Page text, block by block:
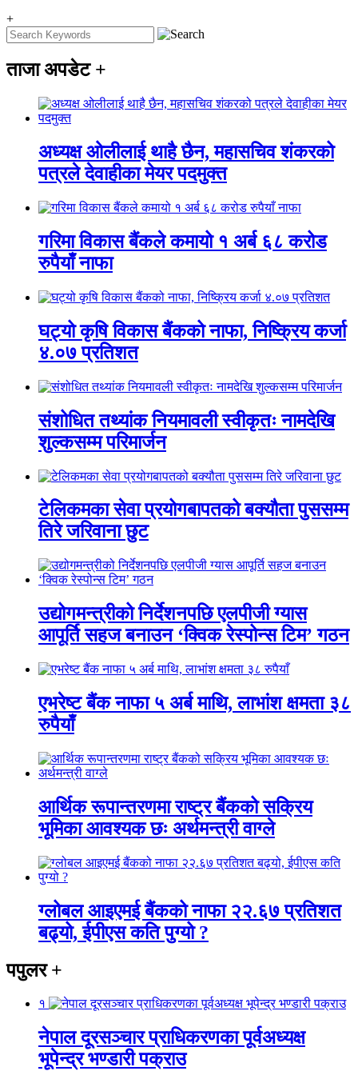
+
ताजा अपडेट +
अध्यक्ष ओलीलाई थाहै छैन, महासचिव शंकरको
पत्रले देवाहीका मेयर पदमुक्त
गरिमा विकास बैंकले कमायो १ अर्ब ६८ करोड
रुपैयाँ नाफा
घट्यो कृषि विकास बैंकको नाफा, निष्क्रिय कर्जा
४.०७ प्रतिशत
संशोधित तथ्यांक नियमावली स्वीकृतः नामदेखि
शुल्कसम्म परिमार्जन
टेलिकमका सेवा प्रयोगबापतको बक्यौता पुससम्म
तिरे जरिवाना छुट
उद्योगमन्त्रीको निर्देशनपछि एलपीजी ग्यास
आपूर्ति सहज बनाउन ‘क्विक रेस्पोन्स टिम’ गठन
एभरेष्ट बैंक नाफा ५ अर्ब माथि, लाभांश क्षमता ३८
रुपैयाँ
आर्थिक रूपान्तरणमा राष्ट्र बैंकको सक्रिय
भूमिका आवश्यक छः अर्थमन्त्री वाग्ले
ग्लोबल आइएमई बैंकको नाफा २२.६७ प्रतिशत
बढ्यो, ईपीएस कति पुग्यो ?
पपुलर+
१
नेपाल दूरसञ्चार प्राधिकरणका पूर्वअध्यक्ष
भूपेन्द्र भण्डारी पक्राउ